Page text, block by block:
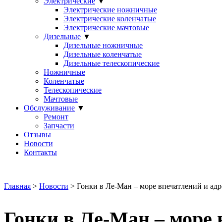
Электрические ножничные
Электрические коленчатые
Электрические мачтовые
Дизельные ▼
Дизельные ножничные
Дизельные коленчатые
Дизельные телескопические
Ножничные
Коленчатые
Телескопические
Мачтовые
Обслуживание ▼
Ремонт
Запчасти
Отзывы
Новости
Контакты
Главная > Новости > Гонки в Ле-Ман – море впечатлений и